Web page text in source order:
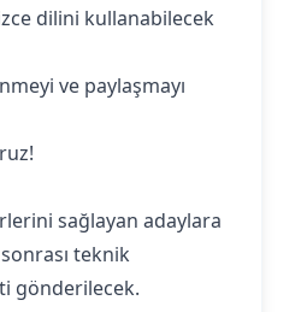
dilini kullanabilecek
ve paylaşmayı
sağlayan adaylara
teknik
gönderilecek.